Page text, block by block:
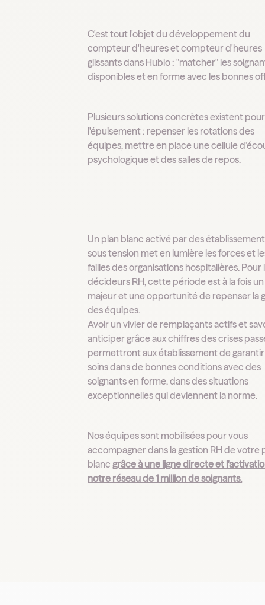
C'est tout l'objet du développement du
compteur d'heures et compteur d'heures
glissants dans Hublo : "matcher" les
disponibles et en forme avec les bonnes
Plusieurs solutions concrètes existent
l'épuisement : repenser les rotations des
équipes, mettre en place une cellule
psychologique et des salles de repos.
Un plan blanc activé par des
sous tension met en lumière les forces et
failles des organisations hospitalières. Pour
décideurs RH, cette période est à la fois
majeur et une opportunité de repenser la
des équipes.
Avoir un vivier de remplaçants actifs et
anticiper grâce aux chiffres des crises
permettront aux établissement de
soins dans de bonnes conditions avec des
soignants en forme, dans des situations
exceptionnelles qui deviennent la norme.
Nos équipes sont mobilisées pour vous
accompagner dans la gestion RH de votre
blancgrâce à une ligne directe et
notre réseau de 1 million de soignants.